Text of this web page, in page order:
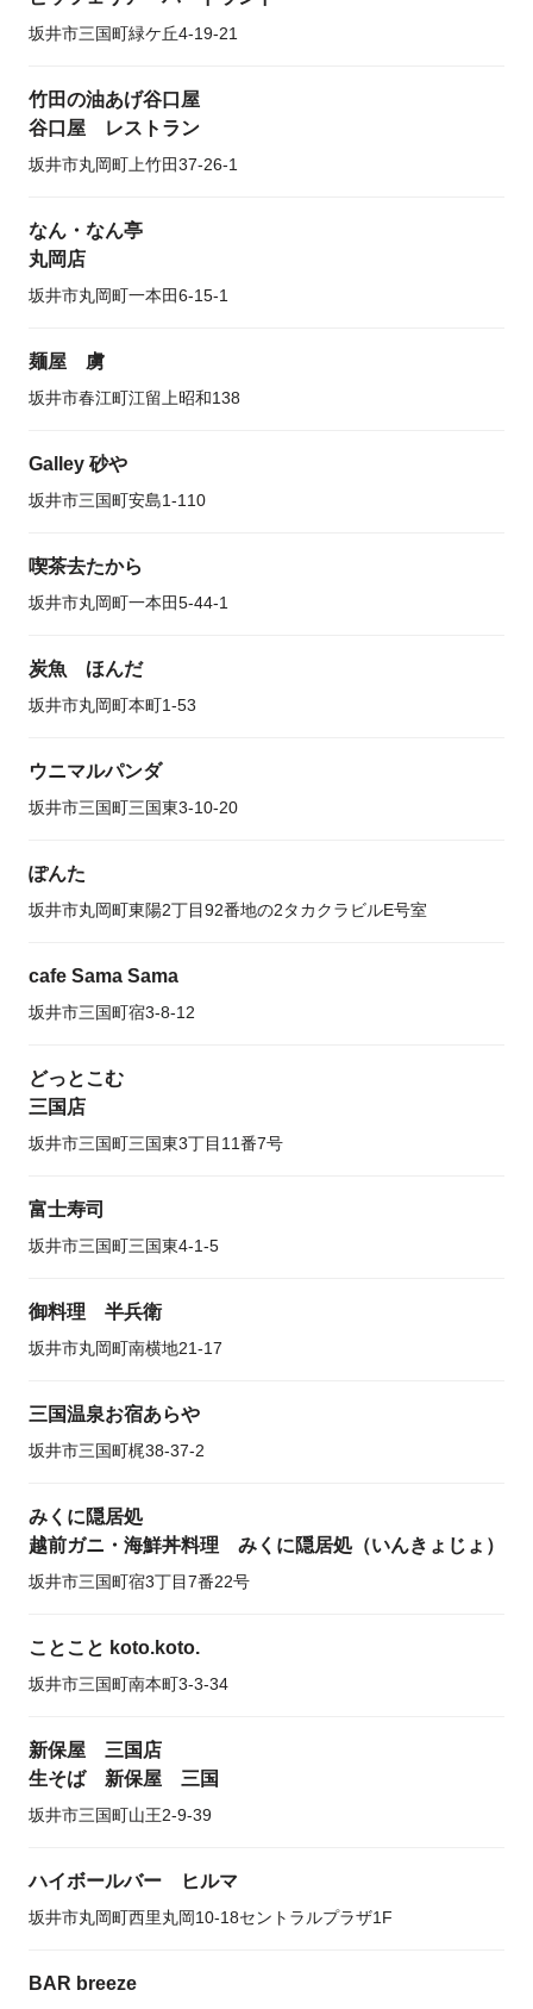
坂井市三国町緑ケ丘4-19-21
竹田の油あげ谷口屋
谷口屋 レストラン
坂井市丸岡町上竹田37-26-1
なん・なん亭
丸岡店
坂井市丸岡町一本田6-15-1
麺屋 虜
坂井市春江町江留上昭和138
Galley 砂や
坂井市三国町安島1-110
喫茶去たから
坂井市丸岡町一本田5-44-1
炭魚 ほんだ
坂井市丸岡町本町1-53
ウニマルパンダ
坂井市三国町三国東3-10-20
ぽんた
坂井市丸岡町東陽2丁目92番地の2タカクラビルE号室
cafe Sama Sama
坂井市三国町宿3-8-12
どっとこむ
三国店
坂井市三国町三国東3丁目11番7号
富士寿司
坂井市三国町三国東4-1-5
御料理 半兵衛
坂井市丸岡町南横地21-17
三国温泉お宿あらや
坂井市三国町梶38-37-2
みくに隠居処
越前ガニ・海鮮丼料理 みくに隠居処（いんきょじょ）
坂井市三国町宿3丁目7番22号
ことこと koto.koto.
坂井市三国町南本町3-3-34
新保屋 三国店
生そば 新保屋 三国
坂井市三国町山王2-9-39
ハイボールバー ヒルマ
坂井市丸岡町西里丸岡10-18セントラルプラザ1F
BAR breeze